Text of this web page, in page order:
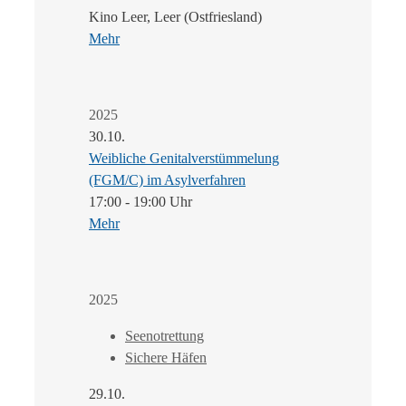
Kino Leer, Leer (Ostfriesland)
Mehr
2025
30.10.
Weibliche Genitalverstümmelung
(FGM/C) im Asylverfahren
17:00 - 19:00 Uhr
Mehr
2025
Seenotrettung
Sichere Häfen
29.10.